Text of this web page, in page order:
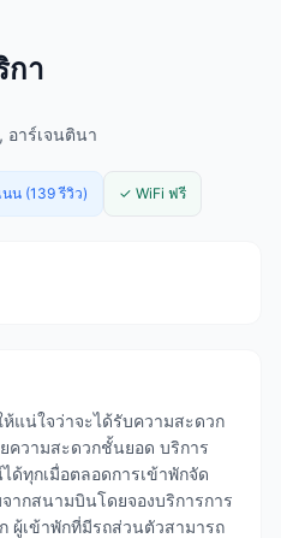
กา
อาร์เจนตินา
น (139 รีวิว) ✓ WiFi ฟรี
แน่ใจว่าจะได้รับความสะดวก
ความสะดวกชั้นยอด บริการ
ทุกเมื่อตลอดการเข้าพักจัด
ากสนามบินโดยจองบริการการ
ผู้เข้าพักที่มีรถส่วนตัวสามารถ